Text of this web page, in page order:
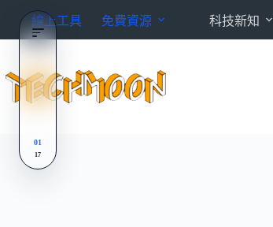
內
線上工具 免費資源 科技新知
01
17